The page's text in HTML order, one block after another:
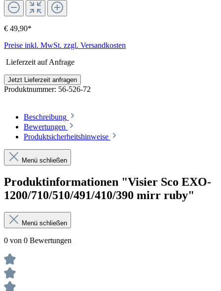
€ 49,90*
Preise inkl. MwSt. zzgl. Versandkosten
Lieferzeit auf Anfrage
Jetzt Lieferzeit anfragen
Produktnummer: 56-526-72
Beschreibung
Bewertungen
Produktsicherheitshinweise
Menü schließen
Produktinformationen "Visier Sco EXO-
1200/710/510/491/410/390 mirr ruby"
Menü schließen
0 von 0 Bewertungen